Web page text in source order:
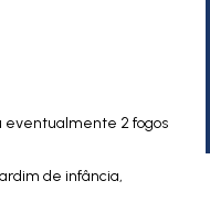
eventualmente 2 fogos
de infância,